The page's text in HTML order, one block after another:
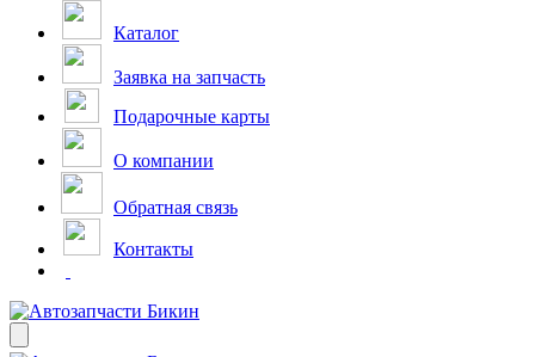
Каталог
Заявка на запчасть
Подарочные карты
О компании
Обратная связь
Контакты